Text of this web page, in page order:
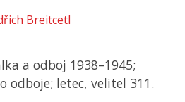
Breitcetl
a odboj 1938–1945;
odboje; letec, velitel 311.